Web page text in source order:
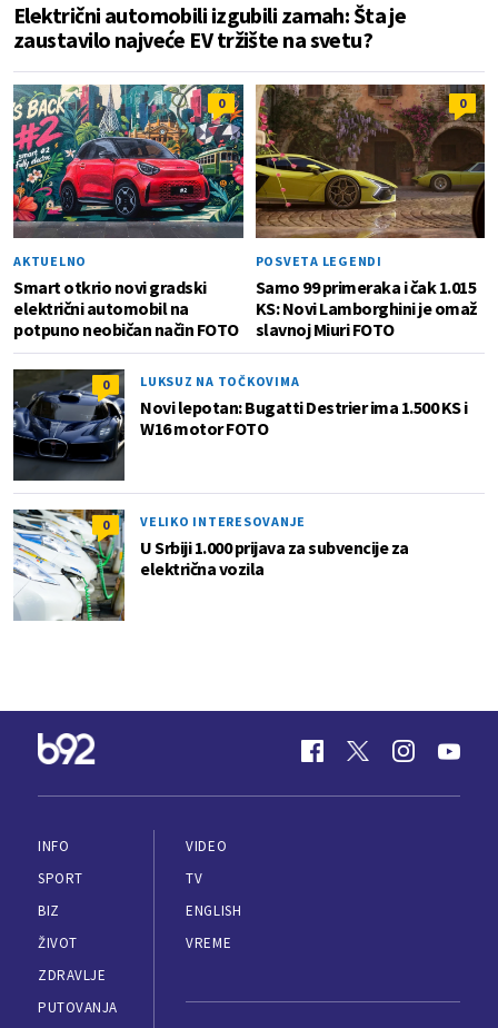
Električni automobili izgubili zamah: Šta je
zaustavilo najveće EV tržište na svetu?
0
AKTUELNO
Smart otkrio novi gradski
električni automobil na
potpuno neobičan način FOTO
0
POSVETA LEGENDI
Samo 99 primeraka i čak 1.015
KS: Novi Lamborghini je omaž
slavnoj Miuri FOTO
0 LUKSUZ NA TOČKOVIMA
Novi lepotan: Bugatti Destrier ima 1.500 KS i
W16 motor FOTO
0 VELIKO INTERESOVANJE
U Srbiji 1.000 prijava za subvencije za
električna vozila
INFO
SPORT
BIZ
ŽIVOT
ZDRAVLJE
PUTOVANJA
VIDEO
TV
ENGLISH
VREME